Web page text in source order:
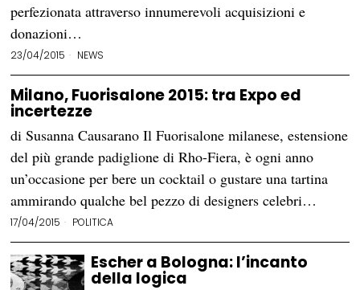
perfezionata attraverso innumerevoli acquisizioni e
donazioni…
23/04/2015 NEWS
Milano, Fuorisalone 2015: tra Expo ed
incertezze
di Susanna Causarano Il Fuorisalone milanese, estensione
del più grande padiglione di Rho-Fiera, è ogni anno
un’occasione per bere un cocktail o gustare una tartina
ammirando qualche bel pezzo di designers celebri…
17/04/2015 POLITICA
Escher a Bologna: l’incanto
della logica